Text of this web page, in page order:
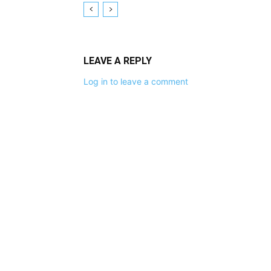
LEAVE A REPLY
Log in to leave a comment